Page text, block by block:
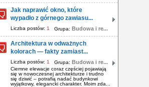
Jak naprawić okno, które
wypadło z górnego zawiasu...
Liczba postów: 1 Grupa: Budowa i re...
Architektura w odważnych
kolorach — fakty zamiast...
Liczba postów: 1 Grupa: Budowa i re...
Ciemne elewacje coraz częściej pojawiają
się w nowoczesnej architekturze i trudno
się dziwić – potrafią nadać budynkowi
wyjątkowy, elegancki charakter. Moim zda...